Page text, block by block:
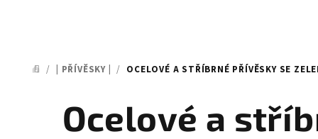
DOMŮ
/ | PŘÍVĚSKY | / OCELOVÉ A STŘÍBRNÉ PŘÍVĚSKY SE
Ocelové a